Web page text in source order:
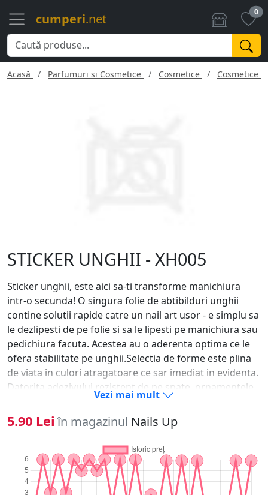
cumperi.net 0
Acasă Parfumuri si Cosmetice Cosmetice Cosmetice
STICKER UNGHII - XH005
Sticker unghii, este aici sa-ti transforme manichiura
intr-o secunda! O singura folie de abtibilduri unghii
contine solutii rapide catre un nail art usor - e simplu sa
le dezlipesti de pe folie si sa le lipesti pe manichiura sau
pedichiura facuta. Acestea au o aderenta optima ce le
ofera stabilitate pe unghii.Selectia de forme este plina
de viata in culori atragatoare ce sar imediat in evidenta.
Datorita adezivului rezistent de pe spate, ornamentele
se fixeaza usor pe oja clasica, oja semipermanenta, pe
unghia naturala sau tehnica pentru saptamani in sir.-
Alege modelul dorit si dezlipeste-l cu unghia. - Aplica un
strat de oja si las-o sa se usuce.- Aseaza modelul pe
unghie si preseaza-l usor de cateva ori.- Pentru
rezultate de lunga durata, sigileaza ornamentele unghii
sub un strat de top coat.
Vezi mai mult
5.90 Lei în magazinul Nails Up